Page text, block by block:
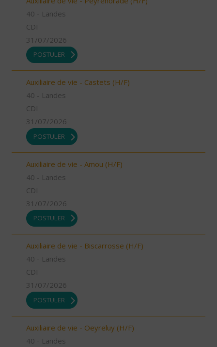
40 - Landes
CDI
31/07/2026
POSTULER
Auxiliaire de vie - Castets (H/F)
40 - Landes
CDI
31/07/2026
POSTULER
Auxiliaire de vie - Amou (H/F)
40 - Landes
CDI
31/07/2026
POSTULER
Auxiliaire de vie - Biscarrosse (H/F)
40 - Landes
CDI
31/07/2026
POSTULER
Auxiliaire de vie - Oeyreluy (H/F)
40 - Landes